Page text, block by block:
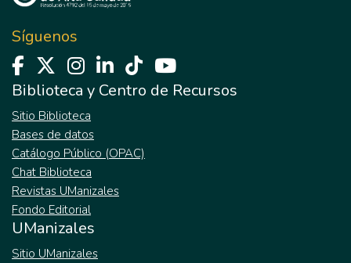
Síguenos
Biblioteca y Centro de Recursos
Sitio Biblioteca
Bases de datos
Catálogo Público (OPAC)
Chat Biblioteca
Revistas UManizales
Fondo Editorial
UManizales
Sitio UManizales